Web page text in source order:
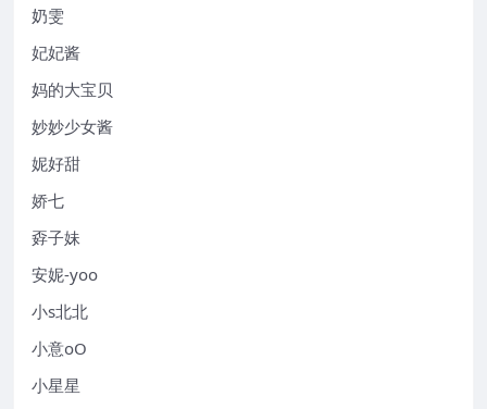
奶雯
妃妃酱
妈的大宝贝
妙妙少女酱
妮好甜
娇七
孬子妹
安妮-yoo
小s北北
小意oO
小星星